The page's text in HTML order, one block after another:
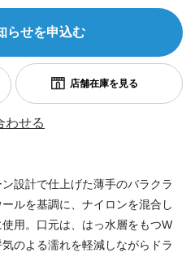
らせを申込む
わせる
設計で仕上げた薄手のバラクラ
ルを基調に、ナイロンを混合し
用。口元は、はっ水層をもつW
のよる濡れを軽減しながらドラ